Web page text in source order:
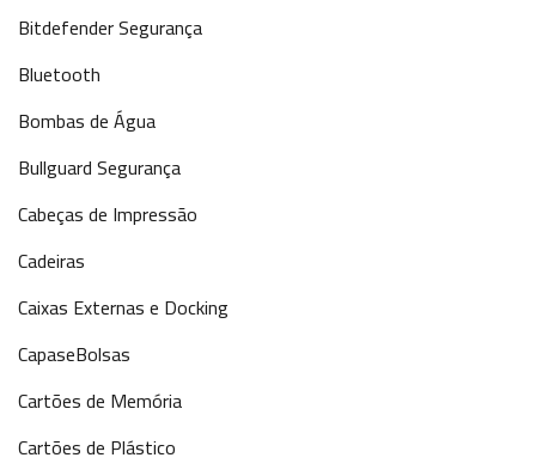
Bitdefender Segurança
Bluetooth
Bombas de Água
Bullguard Segurança
Cabeças de Impressão
Cadeiras
Caixas Externas e Docking
CapaseBolsas
Cartões de Memória
Cartões de Plástico